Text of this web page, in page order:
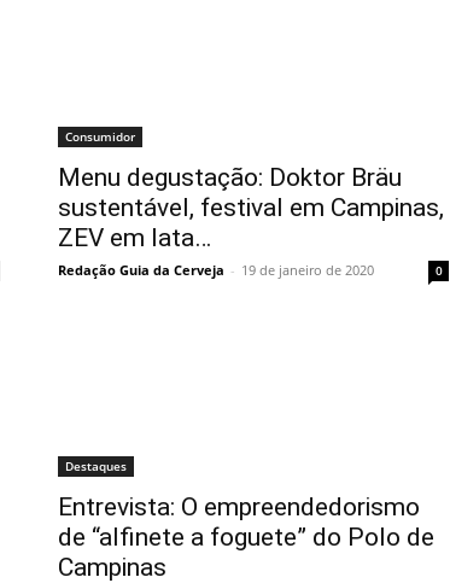
Consumidor
Menu degustação: Doktor Bräu
sustentável, festival em Campinas,
ZEV em lata…
Redação Guia da Cerveja - 19 de janeiro de 2020 0
Destaques
Entrevista: O empreendedorismo
de “alfinete a foguete” do Polo de
Campinas